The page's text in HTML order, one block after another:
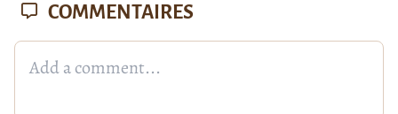
COMMENTAIRES